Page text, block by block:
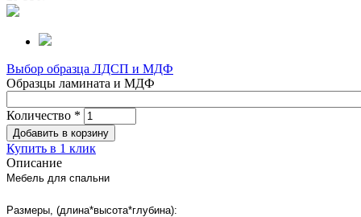
Выбор образца ЛДСП и МДФ
Образцы ламината и МДФ
Количество *
Купить в 1 клик
Описание
Мебель для спальни
Размеры, (длина*высота*глубина):